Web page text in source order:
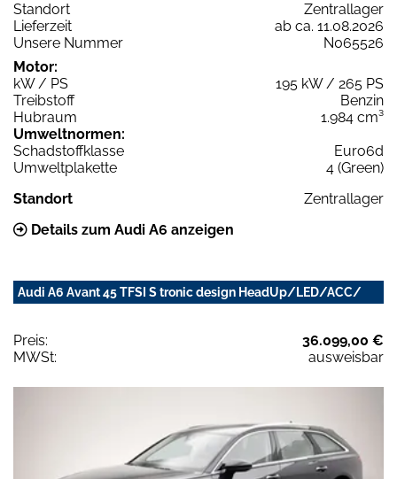
Standort
Zentrallager
Lieferzeit
ab ca. 11.08.2026
Unsere Nummer
N065526
Motor:
kW / PS
195 kW / 265 PS
Treibstoff
Benzin
Hubraum
1.984 cm³
Umweltnormen:
Schadstoffklasse
Euro6d
Umweltplakette
4 (Green)
Standort
Zentrallager
Details zum Audi A6 anzeigen
Audi A6 Avant 45 TFSI S tronic design HeadUp/LED/ACC/
Preis:
36.099,00 €
MWSt:
ausweisbar